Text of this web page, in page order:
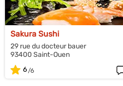
Sakura Sushi
29 rue du docteur bauer
93400 Saint-Ouen
6